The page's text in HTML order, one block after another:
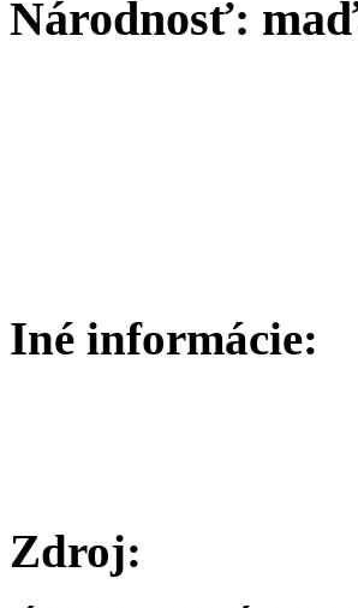
Národnosť:
Iné informácie:
Zdroj: